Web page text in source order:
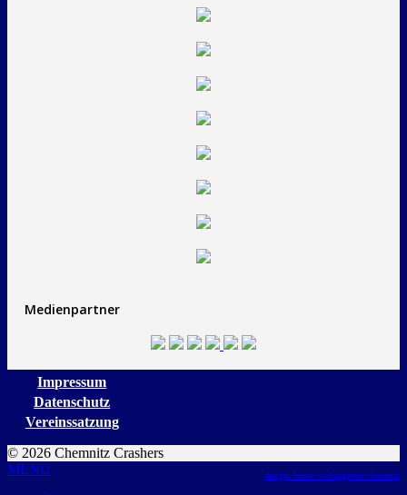
Medienpartner
Impressum
Datenschutz
Vereinssatzung
© 2026 Chemnitz Crashers
design: future werbeagentur chemnitz
MENU